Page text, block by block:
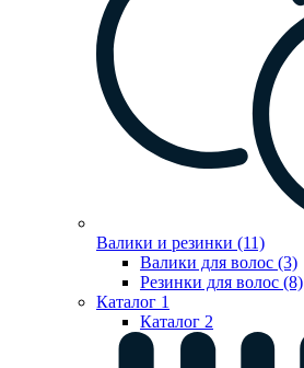
Валики и резинки (11)
Валики для волос (3)
Резинки для волос (8)
Каталог 1
Каталог 2